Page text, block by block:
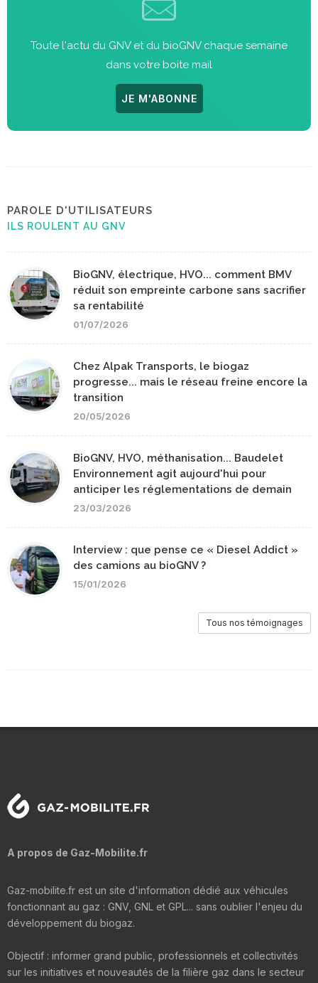
Toute l'actu du GNV et du bioGNV chaque semaine
dans votre boite mail
JE M'ABONNE
PAROLE D'UTILISATEURS
ILS ROULENT AU GNV
BioGNV, électrique, HVO... comment BMV
réduit son empreinte carbone sans sacrifier
sa rentabilité
01/07/2026
Chez Alpak Transports, le biogaz
progresse... mais le réseau freine encore la
transition
20/05/2026
BioGNV, HVO, méthanisation... Baudelet
Environnement agit aujourd'hui pour
anticiper les réglementations de demain
23/03/2026
Interview : que pense ce « Diesel Addict »
des camions au bioGNV ?
15/01/2026
Tous nos témoignages
A propos de Gaz-Mobilite.fr
Gaz-mobilite.fr est un site d'information dédié aux véhicules
fonctionnant au gaz : GNV, GNL et GPL... sans oublier l'enjeu du
développement du biogaz.
Objectif : informer grand public, professionnels et collectivités
sur les initiatives et nouveautés de la filière gaz dans le secteur